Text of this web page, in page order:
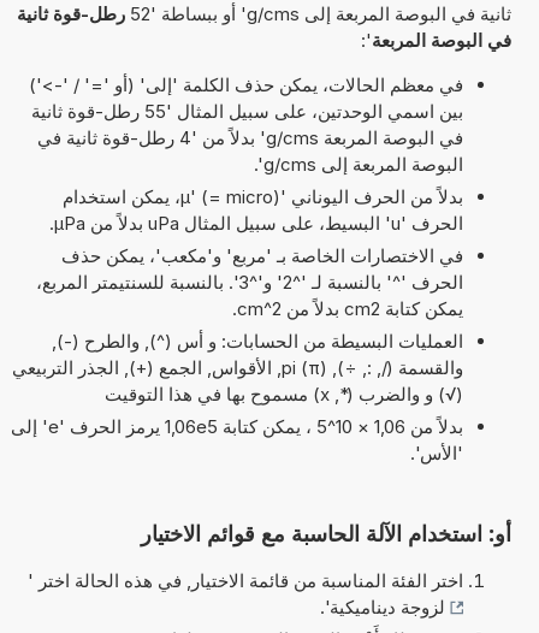
ثانية في البوصة المربعة إلى g/cms' أو ببساطة '52
رطل-قوة ثانية
في البوصة المربعة':
في معظم الحالات، يمكن حذف الكلمة 'إلى' (أو '=' / '->')
بين اسمي الوحدتين، على سبيل المثال '55 رطل-قوة ثانية
في البوصة المربعة g/cms' بدلاً من '4 رطل-قوة ثانية في
البوصة المربعة إلى g/cms'.
بدلاً من الحرف اليوناني 'µ' (= micro)، يمكن استخدام
الحرف 'u' البسيط، على سبيل المثال uPa بدلاً من µPa.
في الاختصارات الخاصة بـ 'مربع' و'مكعب'، يمكن حذف
الحرف '^' بالنسبة لـ '^2' و'^3'. بالنسبة للسنتيمتر المربع،
يمكن كتابة cm2 بدلاً من cm^2.
العمليات البسيطة من الحسابات: و أس (^), والطرح (-),
والقسمة (/, :, ÷), pi (π), الأقواس, الجمع (+), الجذر التربيعي
(√) و والضرب (*, x) مسموح بها في هذا التوقيت
بدلاً من 1,06 × 10^5 ، يمكن كتابة 1,06e5 يرمز الحرف 'e' إلى
'الأس'.
أو: استخدام الآلة الحاسبة مع قوائم الاختيار
اختر الفئة المناسبة من قائمة الاختيار, في هذه الحالة اختر '
لزوجة ديناميكية'.